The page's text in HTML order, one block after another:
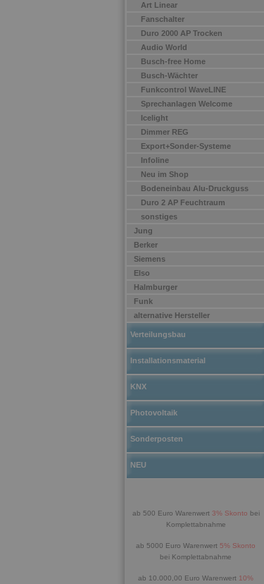
Art Linear
Fanschalter
Duro 2000 AP Trocken
Audio World
Busch-free Home
Busch-Wächter
Funkcontrol WaveLINE
Sprechanlagen Welcome
Icelight
Dimmer REG
Export+Sonder-Systeme
Infoline
Neu im Shop
Bodeneinbau Alu-Druckguss
Duro 2 AP Feuchtraum
sonstiges
Jung
Berker
Siemens
Elso
Halmburger
Funk
alternative Hersteller
Verteilungsbau
Installationsmaterial
KNX
Photovoltaik
Sonderposten
NEU
ab 500 Euro Warenwert 3% Skonto bei
Komplettabnahme
ab 5000 Euro Warenwert 5% Skonto
bei Komplettabnahme
ab 10.000,00 Euro Warenwert 10%